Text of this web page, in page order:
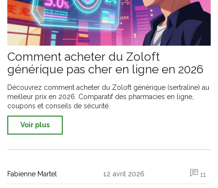
Comment acheter du Zoloft
générique pas cher en ligne en 2026
Découvrez comment acheter du Zoloft générique (sertraline) au
meilleur prix en 2026. Comparatif des pharmacies en ligne,
coupons et conseils de sécurité.
Voir plus
Fabienne Martel 12 avril 2026 11